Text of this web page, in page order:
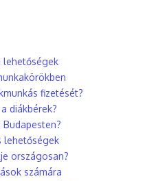
lehetőségek
fizetését?
diákbérek?
lehetőségek
országosan?
számára